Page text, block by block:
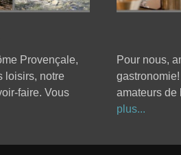
Provençale,
loisirs, notre
faire. Vous
Pour nous,
amateurs de
plus...